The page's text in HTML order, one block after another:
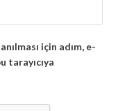
için adım, e-
tarayıcıya